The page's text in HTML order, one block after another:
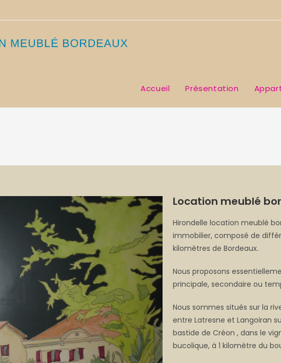
Accueil Présentation
Location meublé
Hirondelle location meublé
immobilier, composé de
kilomètres de Bordeaux.
Nous proposons
principale, secondaire ou
Nous sommes situés sur la
entre Latresne et Langoiran
bastide de Créon , dans le
bucolique, à 1 kilomètre du